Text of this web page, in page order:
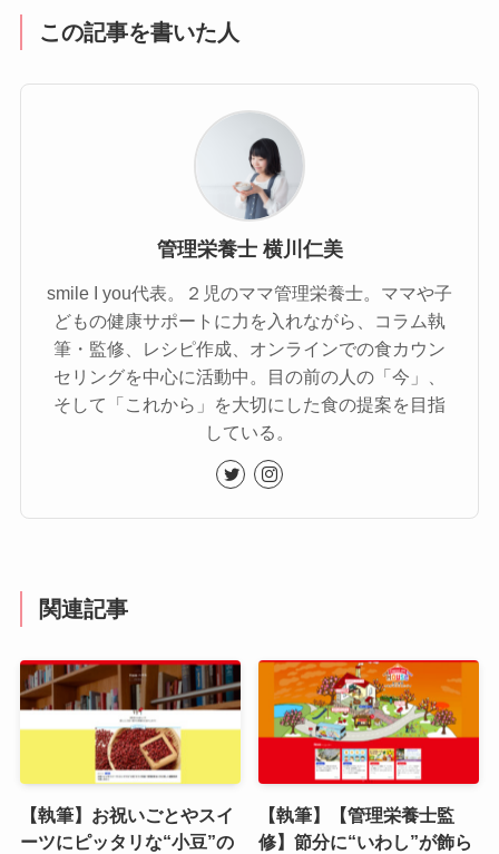
この記事を書いた人
管理栄養士 横川仁美
smile I you代表。２児のママ管理栄養士。ママや子
どもの健康サポートに力を入れながら、コラム執
筆・監修、レシピ作成、オンラインでの食カウン
セリングを中心に活動中。目の前の人の「今」、
そして「これから」を大切にした食の提案を目指
している。
関連記事
【執筆】お祝いごとやスイ
ーツにピッタリな“小豆”の
【執筆】【管理栄養士監
修】節分に“いわし”が飾ら